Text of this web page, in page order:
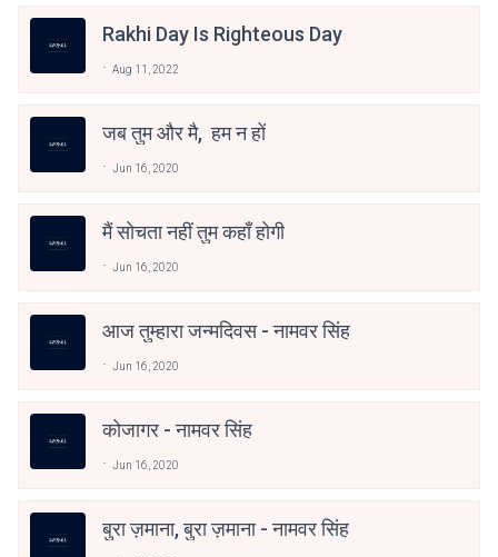
Rakhi Day Is Righteous Day
Aug 11, 2022
जब तुम और मै, हम न हों
Jun 16, 2020
मैं सोचता नहीं तुम कहाँ होगी
Jun 16, 2020
आज तुम्हारा जन्मदिवस - नामवर सिंह
Jun 16, 2020
कोजागर - नामवर सिंह
Jun 16, 2020
बुरा ज़माना, बुरा ज़माना - नामवर सिंह